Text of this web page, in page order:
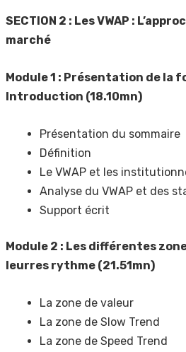
SECTION 2 : Les VWAP :
marché
Module 1 : Présentation de la
Introduction (18.10mn)
Présentation du sommaire
Définition
Le VWAP et les
Analyse du VWAP et des
Support écrit
Module 2 : Les différentes
leurres rythme (21.51mn)
La zone de valeur
La zone de Slow Trend
La zone de Speed Trend